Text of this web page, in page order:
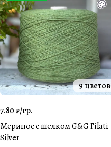
9 цветов
7.80 ₽/гр.
Меринос с шелком G&G Filati
Silver